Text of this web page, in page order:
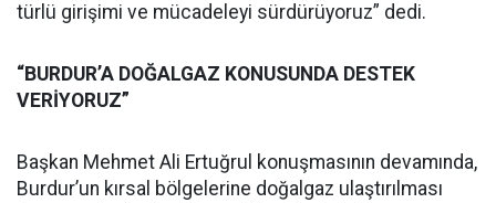
türlü girişimi ve mücadeleyi sürdürüyoruz” dedi.
“BURDUR’A DOĞALGAZ KONUSUNDA DESTEK
VERİYORUZ”
Başkan Mehmet Ali Ertuğrul konuşmasının devamında,
Burdur’un kırsal bölgelerine doğalgaz ulaştırılması